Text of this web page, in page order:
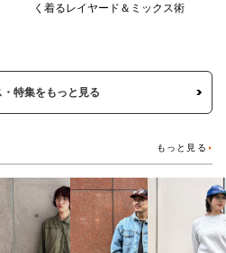
く着るレイヤード＆ミックス術
・特集をもっと見る
もっと見る